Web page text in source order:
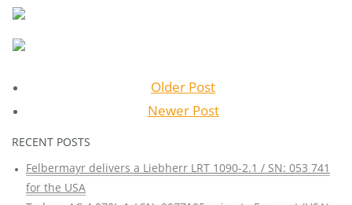
Older Post
Newer Post
RECENT POSTS
Felbermayr delivers a Liebherr LRT 1090-2.1 / SN: 053 741
for the USA